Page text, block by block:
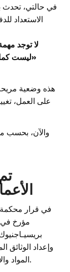
في حالتي، تحدث
الاستعداد
لا توجد
«ليست
هذه وضعية
على العمل،
والآن، بحسب
في قرار
وإعداد الوثائق
المواد والأثاث والأجهزة، وأعمال أخرى متعلقة بالشقق.